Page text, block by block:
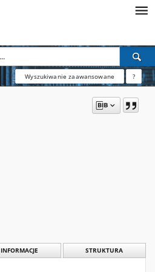
Wyszukiwanie zaawansowane ?
INFORMACJE STRUKTURA